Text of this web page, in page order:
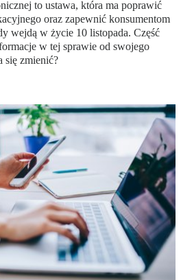
to ustawa, która ma poprawić
oraz zapewnić konsumentom
wejdą w życie 10 listopada. Część
w tej sprawie od swojego
się zmienić?